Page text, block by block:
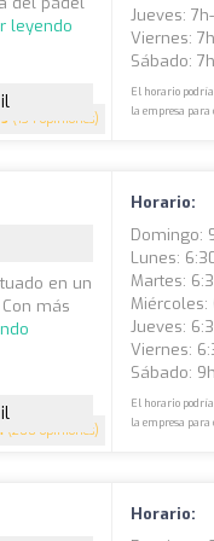
5 (134 opiniones)
leyendo
Jueves:
Viernes:
Sábado:
El horario
la empresa para
(200 opiniones)
en un
más
Horario:
Domingo:
Lunes:
Martes:
Miércoles:
Jueves:
Viernes:
Sábado:
El horario
la empresa para
Horario: